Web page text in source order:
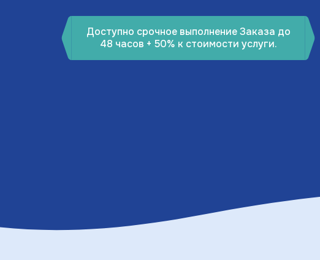
Доступно срочное выполнение Заказа до
48 часов + 50% к стоимости услуги.